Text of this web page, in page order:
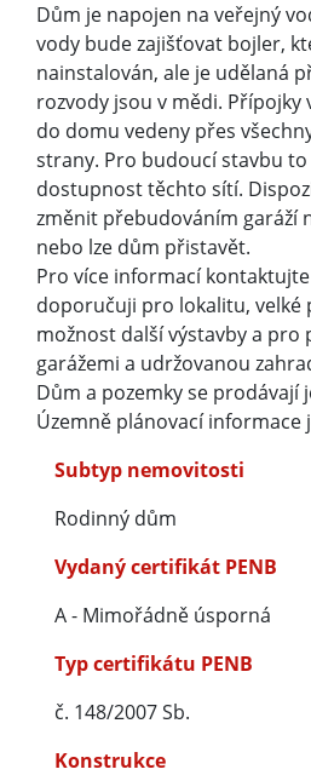
Dům je napojen na veřejný
vody bude zajišťovat bojler,
nainstalován, ale je udělaná
rozvody jsou v mědi. Přípojky
do domu vedeny přes
strany. Pro budoucí stavbu
dostupnost těchto sítí.
změnit přebudováním garáží
nebo lze dům přistavět.
Pro více informací
doporučuji pro lokalitu, velké
možnost další výstavby a pro
garážemi a udržovanou
Dům a pozemky se prodávají
Územně plánovací informace
Subtyp nemovitosti
Rodinný dům
Vydaný certifikát PENB
A - Mimořádně úsporná
Typ certifikátu PENB
č. 148/2007 Sb.
Konstrukce